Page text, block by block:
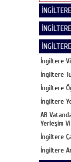
İngiltere
İngiltere
İngiltere
İngiltere
AB
Yerleşim
İngiltere
İngiltere